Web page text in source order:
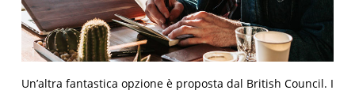
Un’altra fantastica opzione è proposta dal British Council. I